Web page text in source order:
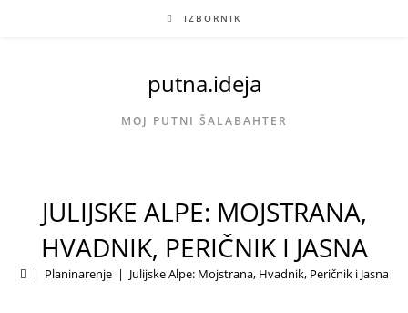
IZBORNIK
putna.ideja
MOJ PUTNI ŠALABAHTER
JULIJSKE ALPE: MOJSTRANA,
HVADNIK, PERIČNIK I JASNA
| Planinarenje | Julijske Alpe: Mojstrana, Hvadnik, Peričnik i Jasna